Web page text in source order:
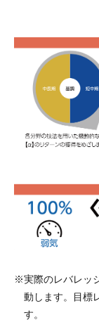
実際のレバレッ
動します。目標
す。